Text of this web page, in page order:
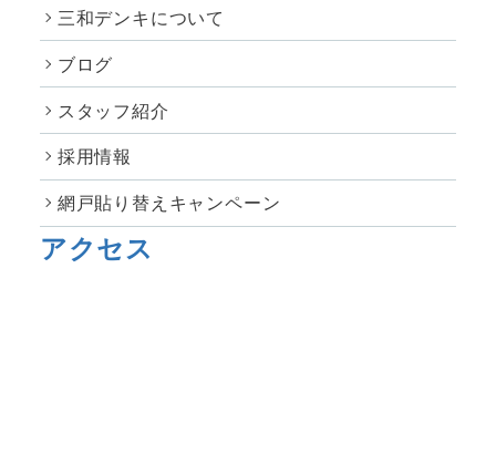
三和デンキについて
ブログ
スタッフ紹介
採用情報
網戸貼り替えキャンペーン
アクセス